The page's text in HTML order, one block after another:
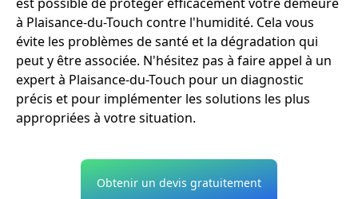
à Plaisance-du-Touch contre l'humidité. Cela vous
évite les problèmes de santé et la dégradation qui
peut y être associée. N'hésitez pas à faire appel à un
expert à Plaisance-du-Touch pour un diagnostic
précis et pour implémenter les solutions les plus
appropriées à votre situation.
Obtenir un devis gratuitement